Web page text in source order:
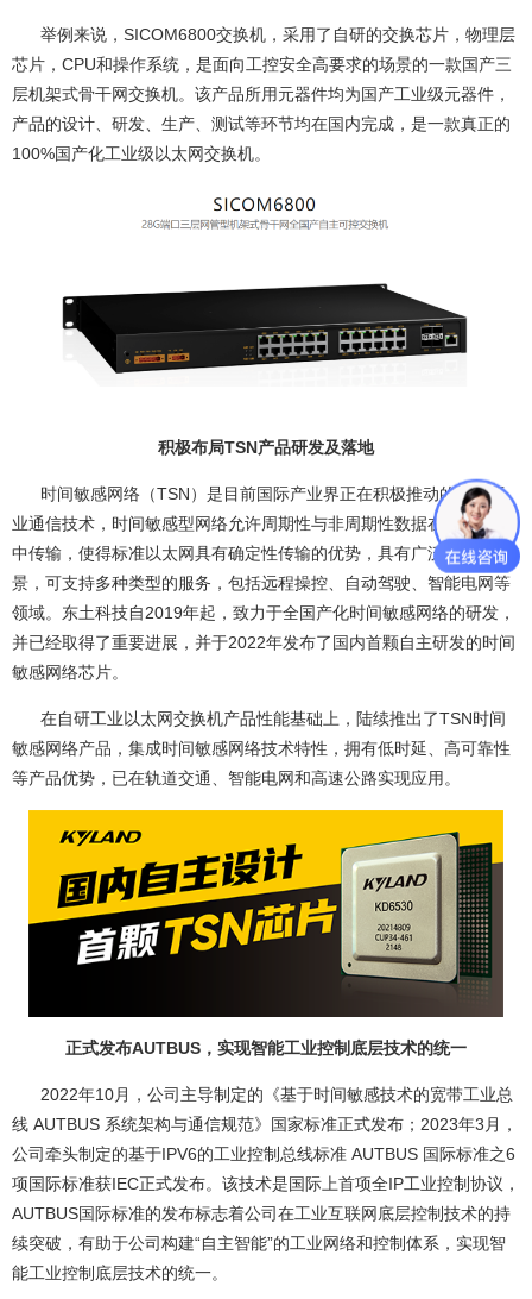
举例来说，SICOM6800交换机，采用了自研的交换芯片，物理层
芯片，CPU和操作系统，是面向工控安全高要求的场景的一款国产三
层机架式骨干网交换机。该产品所用元器件均为国产工业级元器件，
产品的设计、研发、生产、测试等环节均在国内完成，是一款真正的
100%国产化工业级以太网交换机。
积极布局TSN产品研发及落地
时间敏感网络（TSN）是目前国际产业界正在积极推动的全新工
业通信技术，时间敏感型网络允许周期性与非周期性数据在同一网络
中传输，使得标准以太网具有确定性传输的优势，具有广泛的应用前
景，可支持多种类型的服务，包括远程操控、自动驾驶、智能电网等
领域。东土科技自2019年起，致力于全国产化时间敏感网络的研发，
并已经取得了重要进展，并于2022年发布了国内首颗自主研发的时间
敏感网络芯片。
在自研工业以太网交换机产品性能基础上，陆续推出了TSN时间
敏感网络产品，集成时间敏感网络技术特性，拥有低时延、高可靠性
等产品优势，已在轨道交通、智能电网和高速公路实现应用。
正式发布AUTBUS，实现智能工业控制底层技术的统一
2022年10月，公司主导制定的《基于时间敏感技术的宽带工业总
线 AUTBUS 系统架构与通信规范》国家标准正式发布；2023年3月，
公司牵头制定的基于IPV6的工业控制总线标准 AUTBUS 国际标准之6
项国际标准获IEC正式发布。该技术是国际上首项全IP工业控制协议，
AUTBUS国际标准的发布标志着公司在工业互联网底层控制技术的持
续突破，有助于公司构建“自主智能”的工业网络和控制体系，实现智
能工业控制底层技术的统一。